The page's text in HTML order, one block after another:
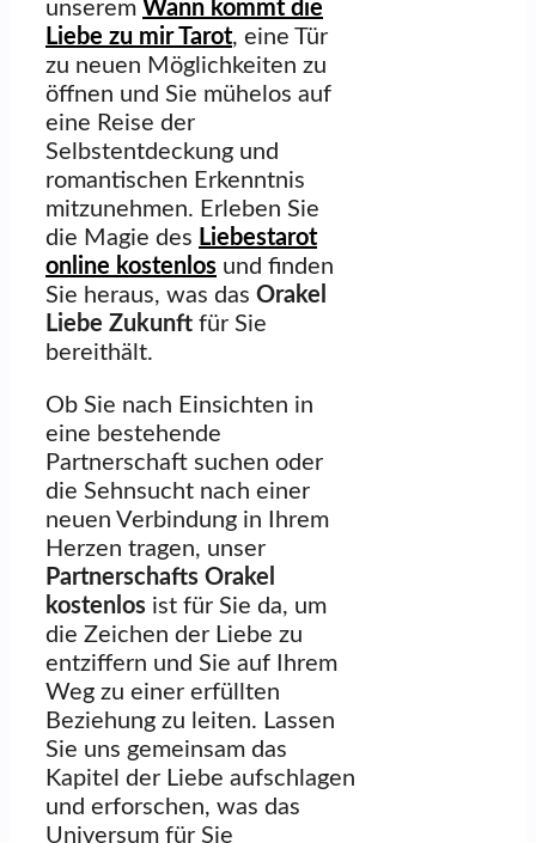
unserem Wann kommt die
Liebe zu mir Tarot, eine Tür
zu neuen Möglichkeiten zu
öffnen und Sie mühelos auf
eine Reise der
Selbstentdeckung und
romantischen Erkenntnis
mitzunehmen. Erleben Sie
die Magie des Liebestarot
online kostenlos und finden
Sie heraus, was das Orakel
Liebe Zukunft für Sie
bereithält.
Ob Sie nach Einsichten in
eine bestehende
Partnerschaft suchen oder
die Sehnsucht nach einer
neuen Verbindung in Ihrem
Herzen tragen, unser
Partnerschafts Orakel
kostenlos ist für Sie da, um
die Zeichen der Liebe zu
entziffern und Sie auf Ihrem
Weg zu einer erfüllten
Beziehung zu leiten. Lassen
Sie uns gemeinsam das
Kapitel der Liebe aufschlagen
und erforschen, was das
Universum für Sie